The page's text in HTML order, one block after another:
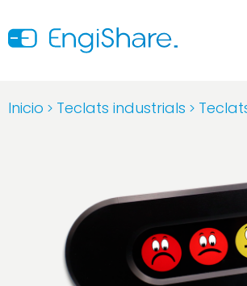
Inicio > Teclats industrials >